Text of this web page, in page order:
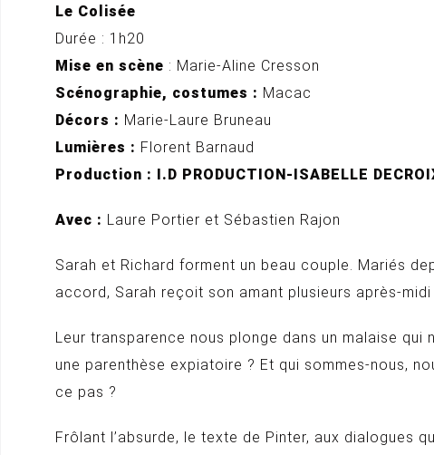
Le Colisée
Durée : 1h20
Mise en scène : Marie-Aline Cresson
Scénographie, costumes : Macac
Décors : Marie-Laure Bruneau
Lumières : Florent Barnaud
Production : I.D PRODUCTION-ISABELLE
Avec : Laure Portier et Sébastien Rajon
Sarah et Richard forment un beau couple. Mariés
accord, Sarah reçoit son amant plusieurs après-
Leur transparence nous plonge dans un malaise
une parenthèse expiatoire ? Et qui sommes-nous,
ce pas ?
Frôlant l’absurde, le texte de Pinter, aux dialogues